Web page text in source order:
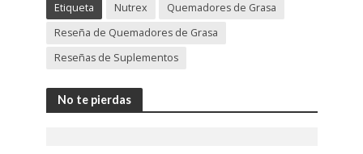
Etiqueta Nutrex
Quemadores de Grasa
Reseña de Quemadores de Grasa
Reseñas de Suplementos
No te pierdas